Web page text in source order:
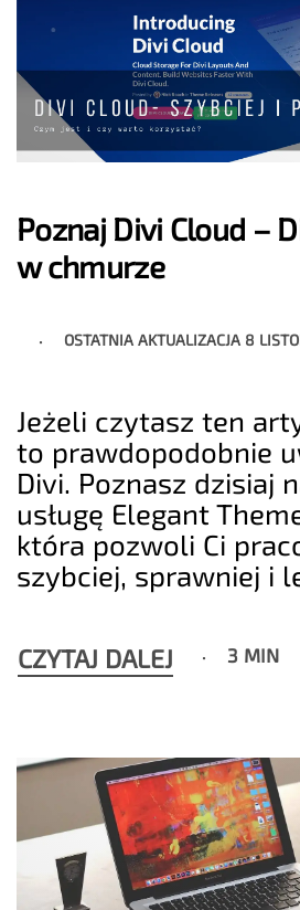
Poznaj Divi Cloud –
w chmurze
OSTATNIA AKTUALIZACJA 8
Jeżeli czytasz ten
to prawdopodobnie
Divi. Poznasz dzisiaj
usługę Elegant
która pozwoli Ci
szybciej, sprawniej i
CZYTAJ DALEJ 3 MIN